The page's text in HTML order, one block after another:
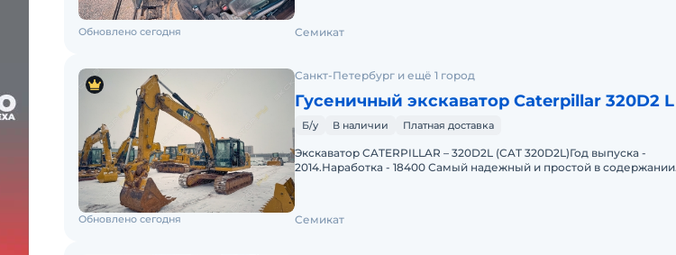
Обновлено сегодня Семикат
Санкт-Петербург и ещё 1 город
Гусеничный экскаватор Caterpillar 320D2 L
Б/у В наличии Платная доставка
Экскаватор CATERPILLAR – 320D2L (CAT 320D2L)Год выпускa -
2014.Наработка - 18400 Самый надежный и простой в содержании
Обновлено сегодня Семикат